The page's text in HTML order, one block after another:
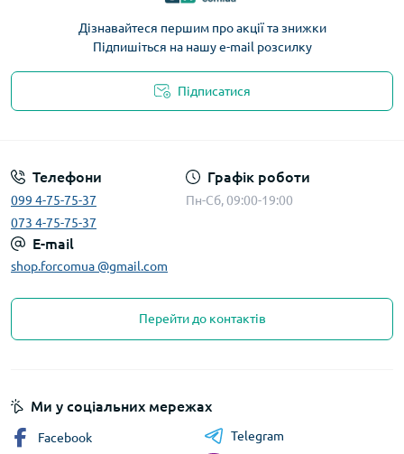
Дізнавайтеся першим про акції та знижки
Підпишіться на нашу e-mail розсилку
Підписатися
Телефони
099 4-75-75-37
073 4-75-75-37
Графік роботи
Пн-Сб, 09:00-19:00
E-mail
shop.forcomua @gmail.com
Перейти до контактів
Ми у соціальних мережах
Facebook
Telegram